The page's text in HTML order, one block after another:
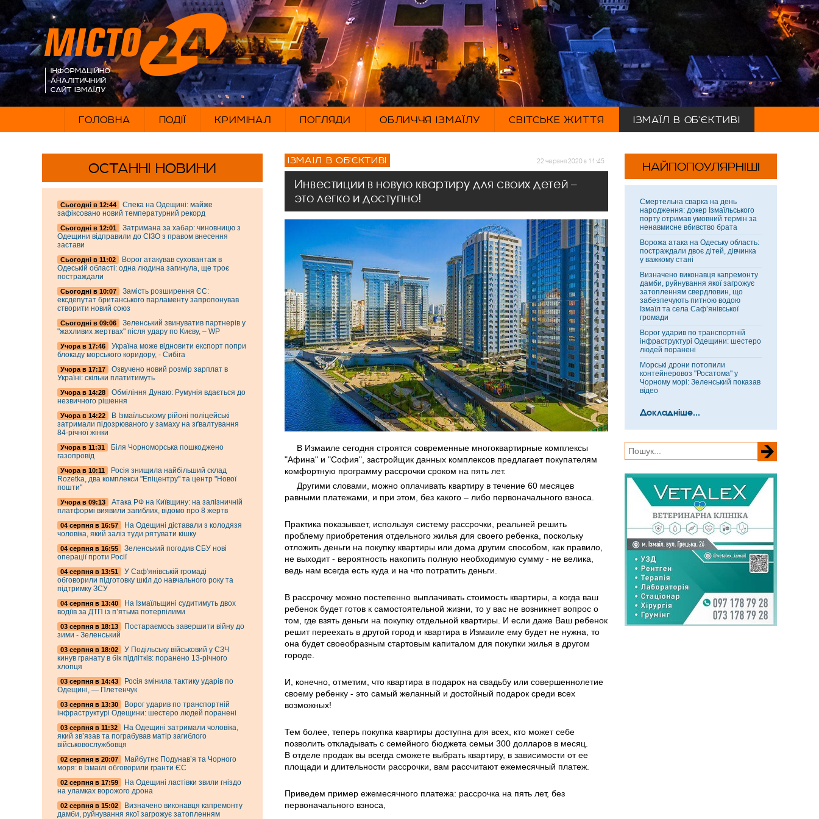
ГОЛОВНА ПОДІЇ КРИМІНАЛ ПОГЛЯДИ ОБЛИЧЧЯ ІЗМАЇЛУ СВІТСЬКЕ ЖИТТЯ ІЗМАЇЛ В ОБ'ЄКТИВІ
ОСТАННІ НОВИНИ
Cьогодні в 12:44
Спека на Одещині: майже
зафіксовано новий температурний рекорд
Cьогодні в 12:01
Затримана за хабар: чиновницю з
Одещини відправили до СІЗО з правом внесення
застави
Cьогодні в 11:02
Ворог атакував суховантаж в
Одеській області: одна людина загинула, ще троє
постраждали
Cьогодні в 10:07
Замість розширення ЄС:
ексдепутат британського парламенту запропонував
створити новий союз
Cьогодні в 09:06
Зеленський звинуватив партнерів у
"жахливих жертвах" після удару по Києву, – WP
Учора в 17:46
Україна може відновити експорт попри
блокаду морського коридору, - Сибіга
Учора в 17:17
Озвучено новий розмір зарплат в
Україні: скільки платитимуть
Учора в 14:28
Обміління Дунаю: Румунія вдається до
незвичного рішення
Учора в 14:22
В Ізмаїльському рійоні поліцейські
затримали підозрюваного у замаху на зґвалтування
84-річної жінки
Учора в 11:31
Біля Чорноморська пошкоджено
газопровід
Учора в 10:11
Росія знищила найбільший склад
Rozetka, два комплекси "Епіцентру" та центр "Нової
пошти"
Учора в 09:13
Атака РФ на Київщину: на залізничній
платформі виявили загиблих, відомо про 8 жертв
04 серпня в 16:57
На Одещині діставали з колодязя
чоловіка, який заліз туди рятувати кішку
04 серпня в 16:55
Зеленський погодив СБУ нові
операції проти Росії
04 серпня в 13:51
У Саф'янівській громаді
обговорили підготовку шкіл до навчального року та
підтримку ЗСУ
04 серпня в 13:40
На Ізмаїльщині судитимуть двох
водіїв за ДТП із п’ятьма потерпілими
03 серпня в 18:13
Постараємось завершити війну до
зими - Зеленський
03 серпня в 18:02
У Подільську військовий у СЗЧ
кинув гранату в бік підлітків: поранено 13-річного
хлопця
03 серпня в 14:43
Росія змінила тактику ударів по
Одещині, — Плетенчук
03 серпня в 13:30
Ворог ударив по транспортній
інфраструктурі Одещини: шестеро людей поранені
03 серпня в 11:32
На Одещині затримали чоловіка,
який зв’язав та пограбував матір загиблого
військовослужбовця
02 серпня в 20:07
Майбутнє Подунав’я та Чорного
моря: в Ізмаїлі обговорили гранти ЄС
02 серпня в 17:59
На Одещині ластівки звили гніздо
на уламках ворожого дрона
02 серпня в 15:02
Визначено виконавця капремонту
дамби, руйнування якої загрожує затопленням
ІЗМАІЛ В ОБ'ЄКТИВІ 22 червня 2020 в 11:45
Инвестиции в новую квартиру для своих детей –
это легко и доступно!
В Измаиле сегодня строятся современные многоквартирные комплексы
"Афина" и "София", застройщик данных комплексов предлагает покупателям
комфортную программу рассрочки сроком на пять лет.
Другими словами, можно оплачивать квартиру в течение 60 месяцев
равными платежами, и при этом, без какого – либо первоначального взноса.
Практика показывает, используя систему рассрочки, реальней решить
проблему приобретения отдельного жилья для своего ребенка, поскольку
отложить деньги на покупку квартиры или дома другим способом, как правило,
не выходит - вероятность накопить полную необходимую сумму - не велика,
ведь нам всегда есть куда и на что потратить деньги.
В рассрочку можно постепенно выплачивать стоимость квартиры, а когда ваш
ребенок будет готов к самостоятельной жизни, то у вас не возникнет вопрос о
том, где взять деньги на покупку отдельной квартиры. И если даже Ваш ребенок
решит переехать в другой город и квартира в Измаиле ему будет не нужна, то
она будет своеобразным стартовым капиталом для покупки жилья в другом
городе.
И, конечно, отметим, что квартира в подарок на свадьбу или совершеннолетие
своему ребенку - это самый желанный и достойный подарок среди всех
возможных!
Тем более, теперь покупка квартиры доступна для всех, кто может себе
позволить откладывать с семейного бюджета семьи 300 долларов в месяц.
В отделе продаж вы всегда сможете выбрать квартиру, в зависимости от ее
площади и длительности рассрочки, вам рассчитают ежемесячный платеж.
Приведем пример ежемесячного платежа: рассрочка на пять лет, без
первоначального взноса,
НАЙПОПОУЛЯРНІШІ
Смертельна сварка на день
народження: докер Ізмаїльського
порту отримав умовний термін за
ненавмисне вбивство брата
Ворожа атака на Одеську область:
постраждали двоє дітей, дівчинка
у важкому стані
Визначено виконавця капремонту
дамби, руйнування якої загрожує
затопленням свердловин, що
забезпечують питною водою
Ізмаїл та села Саф’янівської
громади
Ворог ударив по транспортній
інфраструктурі Одещини: шестеро
людей поранені
Морські дрони потопили
контейнеровоз "Росатома" у
Чорному морі: Зеленський показав
відео
Докладніше...